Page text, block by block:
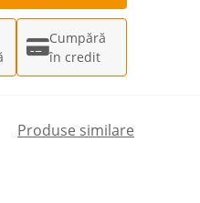
Cumpără
în credit
Produse similare